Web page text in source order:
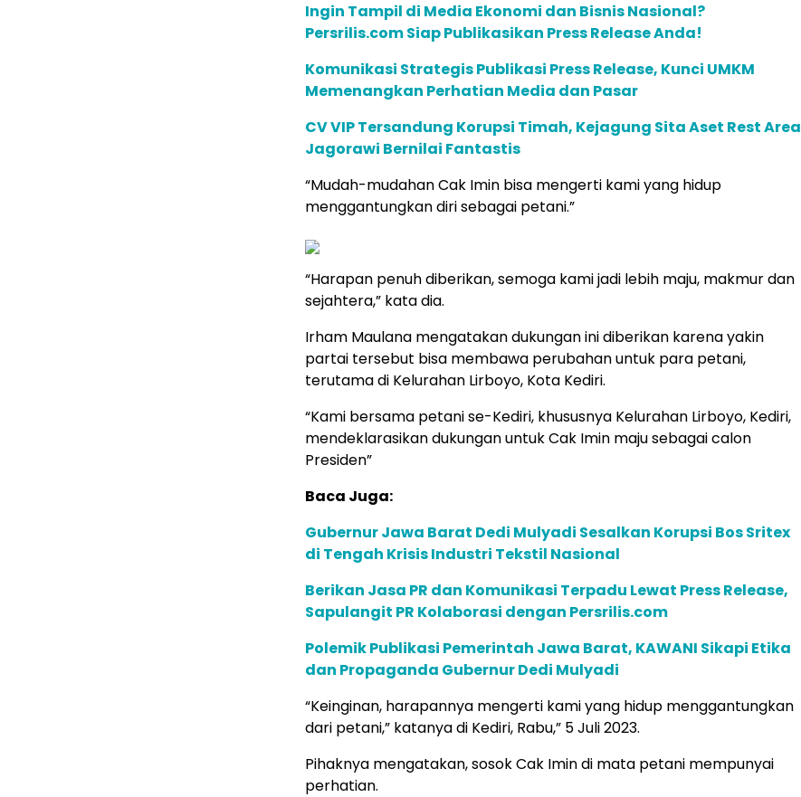
Ingin Tampil di Media Ekonomi dan Bisnis Nasional?
Persrilis.com Siap Publikasikan Press Release Anda!
Komunikasi Strategis Publikasi Press Release, Kunci UMKM
Memenangkan Perhatian Media dan Pasar
CV VIP Tersandung Korupsi Timah, Kejagung Sita Aset Rest Area
Jagorawi Bernilai Fantastis
“Mudah-mudahan Cak Imin bisa mengerti kami yang hidup
menggantungkan diri sebagai petani.”
“Harapan penuh diberikan, semoga kami jadi lebih maju, makmur dan
sejahtera,” kata dia.
Irham Maulana mengatakan dukungan ini diberikan karena yakin
partai tersebut bisa membawa perubahan untuk para petani,
terutama di Kelurahan Lirboyo, Kota Kediri.
“Kami bersama petani se-Kediri, khususnya Kelurahan Lirboyo, Kediri,
mendeklarasikan dukungan untuk Cak Imin maju sebagai calon
Presiden”
Baca Juga:
Gubernur Jawa Barat Dedi Mulyadi Sesalkan Korupsi Bos Sritex
di Tengah Krisis Industri Tekstil Nasional
Berikan Jasa PR dan Komunikasi Terpadu Lewat Press Release,
Sapulangit PR Kolaborasi dengan Persrilis.com
Polemik Publikasi Pemerintah Jawa Barat, KAWANI Sikapi Etika
dan Propaganda Gubernur Dedi Mulyadi
“Keinginan, harapannya mengerti kami yang hidup menggantungkan
dari petani,” katanya di Kediri, Rabu,” 5 Juli 2023.
Pihaknya mengatakan, sosok Cak Imin di mata petani mempunyai
perhatian.